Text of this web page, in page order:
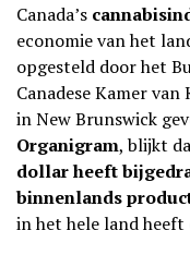
Canada’s
economie van het
opgesteld door het
Canadese Kamer
in New Brunswick
Organigram, blijkt
dollar heeft
binnenlands
in het hele land